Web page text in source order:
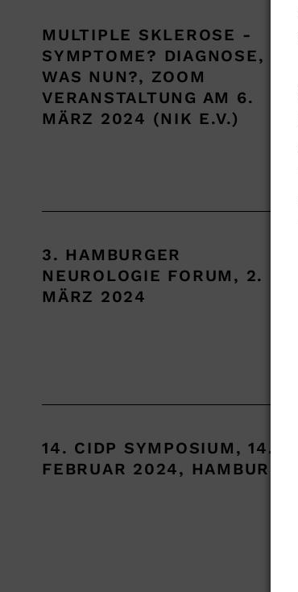
MULTIPLE SKLEROSE -
SYMPTOME? DIAGNOSE,
WAS NUN?, ZOOM
VERANSTALTUNG AM 6.
MÄRZ 2024 (NIK E.V.)
3. HAMBURGER
NEUROLOGIE FORUM, 2.
MÄRZ 2024
14. CIDP SYMPOSIUM, 14.
FEBRUAR 2024, HAMBURG